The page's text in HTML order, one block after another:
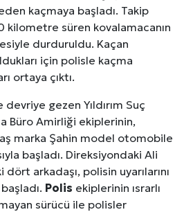
kaçmaya başladı. Takip
kilometre süren kovalamacanın
durduruldu. Kaçan
için polisle kaçma
ortaya çıktı.
devriye gezen Yıldırım Suç
Büro Amirliği ekiplerinin,
marka Şahin model otomobile
başladı. Direksiyondaki Ali
arkadaşı, polisin uyarılarını
Polis ekiplerinin ısrarlı
sürücü ile polisler